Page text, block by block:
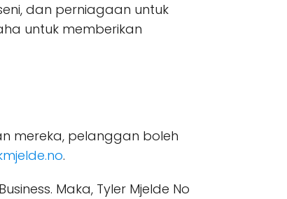
dan perniagaan untuk
untuk memberikan
mereka, pelanggan boleh
.
Maka, Tyler Mjelde No